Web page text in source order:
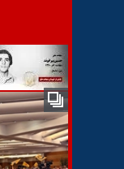
آخرین